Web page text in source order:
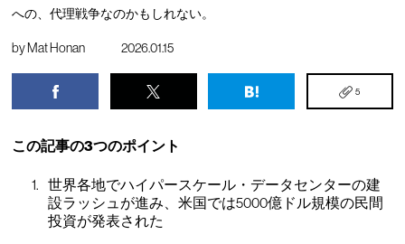
への、代理戦争なのかもしれない。
byMat Honan 2026.01.15
5
この記事の3つのポイント
世界各地でハイパースケール・データセンターの建
設ラッシュが進み、米国では5000億ドル規模の民間
投資が発表された